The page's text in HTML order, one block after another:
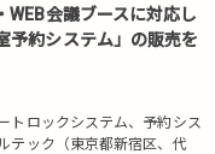
WEB会議ブースに対応し
予約システム」の販売を
トロックシステム、予約シス
テック（東京都新宿区、代